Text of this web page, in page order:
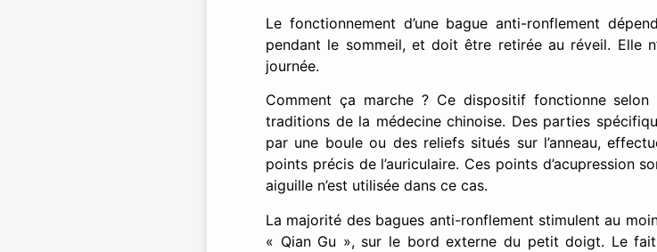
Le fonctionnement d’une bague anti-ronflement
pendant le sommeil, et doit être retirée au réveil. Elle
journée.
Comment ça marche ? Ce dispositif fonctionne selon
traditions de la médecine chinoise. Des parties
par une boule ou des reliefs situés sur l’anneau,
points précis de l’auriculaire. Ces points d’acupression
aiguille n’est utilisée dans ce cas.
La majorité des bagues anti-ronflement stimulent au
« Qian Gu », sur le bord externe du petit doigt. Le fait